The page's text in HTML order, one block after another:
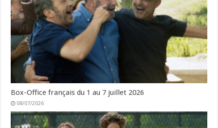
Box-Office français du 1 au 7 juillet 2026
08/07/2026